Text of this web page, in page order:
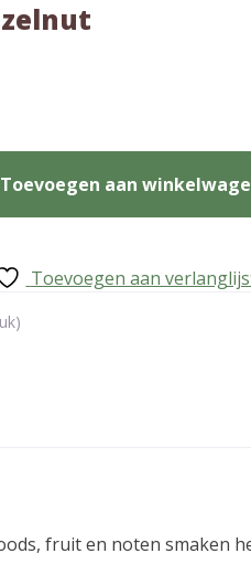
Toevoegen aan
Toevoegen aan
fruit en noten smaken